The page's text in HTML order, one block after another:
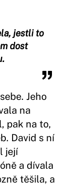
jestli to
dost
Jeho
na
pak na to,
David s ní
její
a dívala
těšila, a